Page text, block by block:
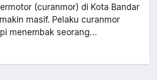
(curanmor) di Kota Bandar
masif. Pelaku curanmor
menembak seorang…